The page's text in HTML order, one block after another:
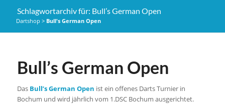
Schlagwortarchiv für: Bull’s German Open
Dartshop > Bull's German Open
Bull’s German Open
Das Bull’s German Open ist ein offenes Darts Turnier in
Bochum und wird jährlich vom 1.DSC Bochum ausgerichtet.